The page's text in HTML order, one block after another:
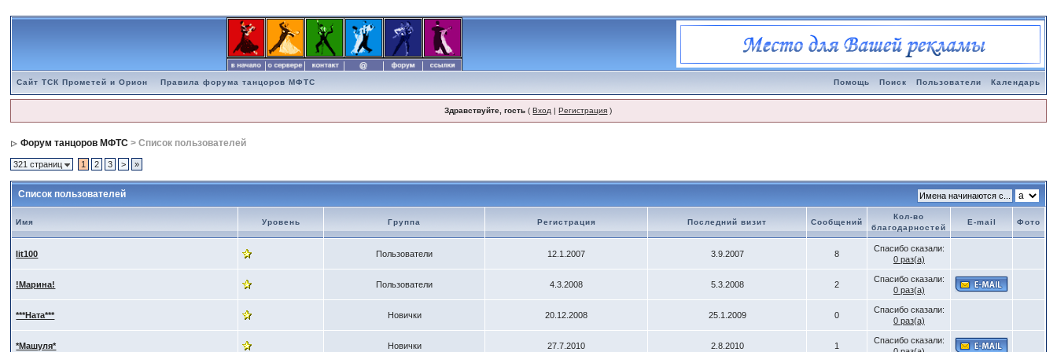
Сайт ТСК Прометей и Орион Правила форума танцоров МФТС Помощь Поиск Пользователи Календарь
Здравствуйте, гость (Вход |Регистрация )
Форум танцоров МФТС > Список пользователей
321 страниц 1 2 3 > »
Список пользователей
Имя Уровень Группа Регистрация Последний визит Сообщений
Кол-во
благодарностей
E-mail Фото
lit100 Пользователи 12.1.2007 3.9.2007 8
Спасибо сказали:
0 раз(а)
!Марина! Пользователи 4.3.2008 5.3.2008 2
Спасибо сказали:
0 раз(а)
***Ната*** Новички 20.12.2008 25.1.2009 0
Спасибо сказали:
0 раз(а)
*Машуля* Новички 27.7.2010 2.8.2010 1
Спасибо сказали: